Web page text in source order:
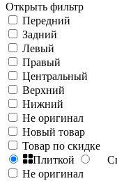
Открыть фильтр
Передний
Задний
Левый
Правый
Центральный
Верхний
Нижний
Не оригинал
Новый товар
Товар по скидке
Плиткой
Не оригинал